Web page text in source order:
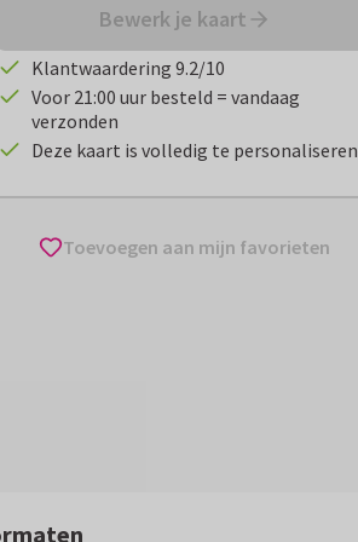
Bewerk je kaart
Klantwaardering 9.2/10
Voor 21:00 uur besteld = vandaag
verzonden
Deze kaart is volledig te personaliseren
Toevoegen aan mijn favorieten